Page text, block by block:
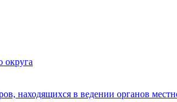
округа
находящихся в ведении органов